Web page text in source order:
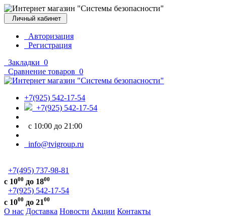
Личный кабинет
Авторизация
Регистрация
Закладки 0
Сравнение товаров 0
+7(925) 542-17-54
+7(925) 542-17-54
с 10:00 до 21:00
info@tvigroup.ru
+7(495) 737-98-81
с 1000 до 1800
+7(925) 542-17-54
с 1000 до 2100
О нас Доставка Новости Акции Контакты